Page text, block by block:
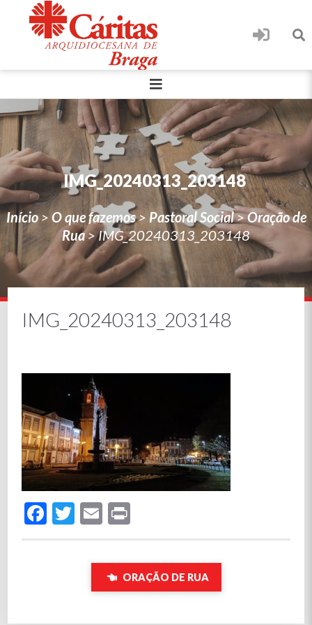
IMG_20240313_203148
Início >O que fazemos> Pastoral Social>Oração de
Rua>IMG_20240313_203148
IMG_20240313_203148
Facebook
Twitter
Email
ORAÇÃO DE RUA